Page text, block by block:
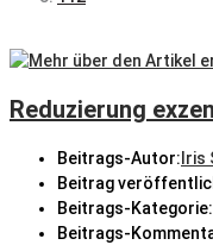
Reduzierung
Beitrags-Autor: Iris
Beitrag
Beitrags-Kategorie:
Beitrags-